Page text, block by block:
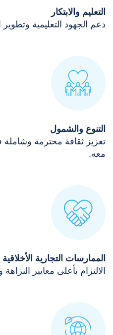
التعليم والابتكار
دعم الجهود التعليمية وتطوير
التنوع والشمول
تعزيز ثقافة محترمة
معه.
الممارسات التجارية الأخلاقية
الالتزام بأعلى معايير